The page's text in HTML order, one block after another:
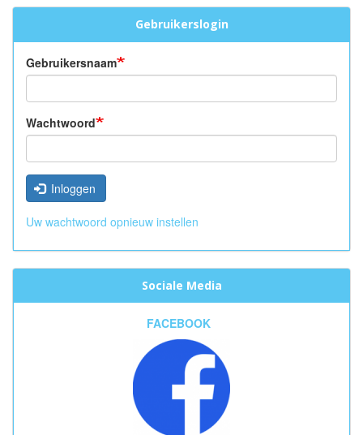
Gebruikerslogin
Gebruikersnaam
Wachtwoord
Inloggen
Uw wachtwoord opnieuw instellen
Sociale Media
FACEBOOK